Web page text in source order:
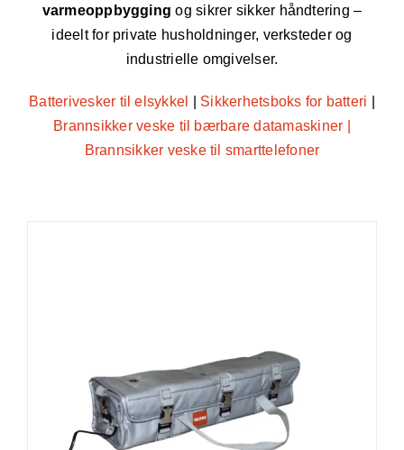
varmeoppbygging og sikrer sikker håndtering –
ideelt for private husholdninger, verksteder og
industrielle omgivelser.
Batterivesker til elsykkel Sikkerhetsboks for batteri
Brannsikker veske til bærbare datamaskiner |
Brannsikker veske til smarttelefoner